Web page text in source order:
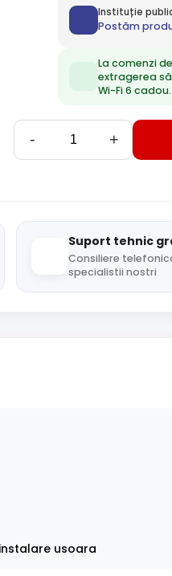
Instituție
Postăm
La comenzi
extragerea
Wi-Fi 6 cadou.
- +
Suport tehnic
Consiliere
specialistii nostri
usoara